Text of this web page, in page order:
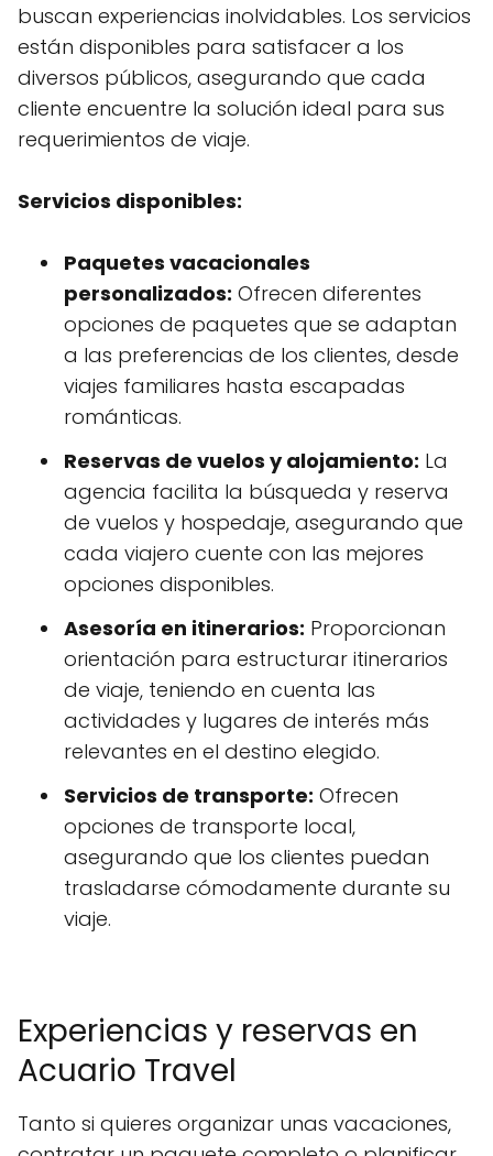
buscan experiencias inolvidables. Los servicios
están disponibles para satisfacer a los
diversos públicos, asegurando que cada
cliente encuentre la solución ideal para sus
requerimientos de viaje.
Servicios disponibles:
Paquetes vacacionales
personalizados: Ofrecen diferentes
opciones de paquetes que se adaptan
a las preferencias de los clientes, desde
viajes familiares hasta escapadas
románticas.
Reservas de vuelos y alojamiento: La
agencia facilita la búsqueda y reserva
de vuelos y hospedaje, asegurando que
cada viajero cuente con las mejores
opciones disponibles.
Asesoría en itinerarios: Proporcionan
orientación para estructurar itinerarios
de viaje, teniendo en cuenta las
actividades y lugares de interés más
relevantes en el destino elegido.
Servicios de transporte: Ofrecen
opciones de transporte local,
asegurando que los clientes puedan
trasladarse cómodamente durante su
viaje.
Experiencias y reservas en
Acuario Travel
Tanto si quieres organizar unas vacaciones,